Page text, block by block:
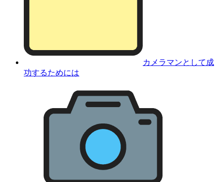
カメラマンとして成
功するためには